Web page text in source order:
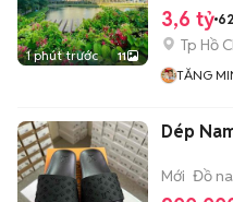
1 phút trước 11
3,6 tỷ
Tp Hồ
TĂNG
Dép
Mới Đồ